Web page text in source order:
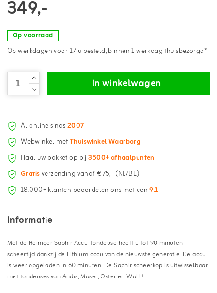
349,-
Op voorraad
Op werkdagen voor 17 u besteld, binnen 1 werkdag thuisbezorgd*
In winkelwagen
Al online sinds2007
Webwinkel metThuiswinkel Waarborg
Haal uw pakket op bij3500+ afhaalpunten
Gratisverzending vanaf €75,- (NL/BE)
18.000+ klanten beoordelen ons met een9.1
Informatie
Met de Heiniger Saphir Accu-tondeuse heeft u tot 90 minuten
scheertijd dankzij de Lithium accu van de nieuwste generatie. De accu
is weer opgeladen in 60 minuten. De Saphir scheerkop is uitwisselbaar
met tondeuses van Andis, Moser, Oster en Wahl!